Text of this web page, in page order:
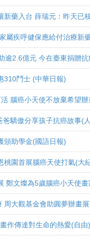
藥入台 薛瑞元：昨天已
屬疾呼健保應給付治療新
逾2.6億元 今在臺東捐贈
310鬥士 (中華日報)
腦癌小天使不放棄希望
驕傲分享孩子抗癌故事(
助學金(國語日報)
桃園首展腦癌天使打氣(大
鄭文燦為5歲腦癌小天使
大觀基金會助圓夢辦畫
作傳達對生命的熱愛(自由)